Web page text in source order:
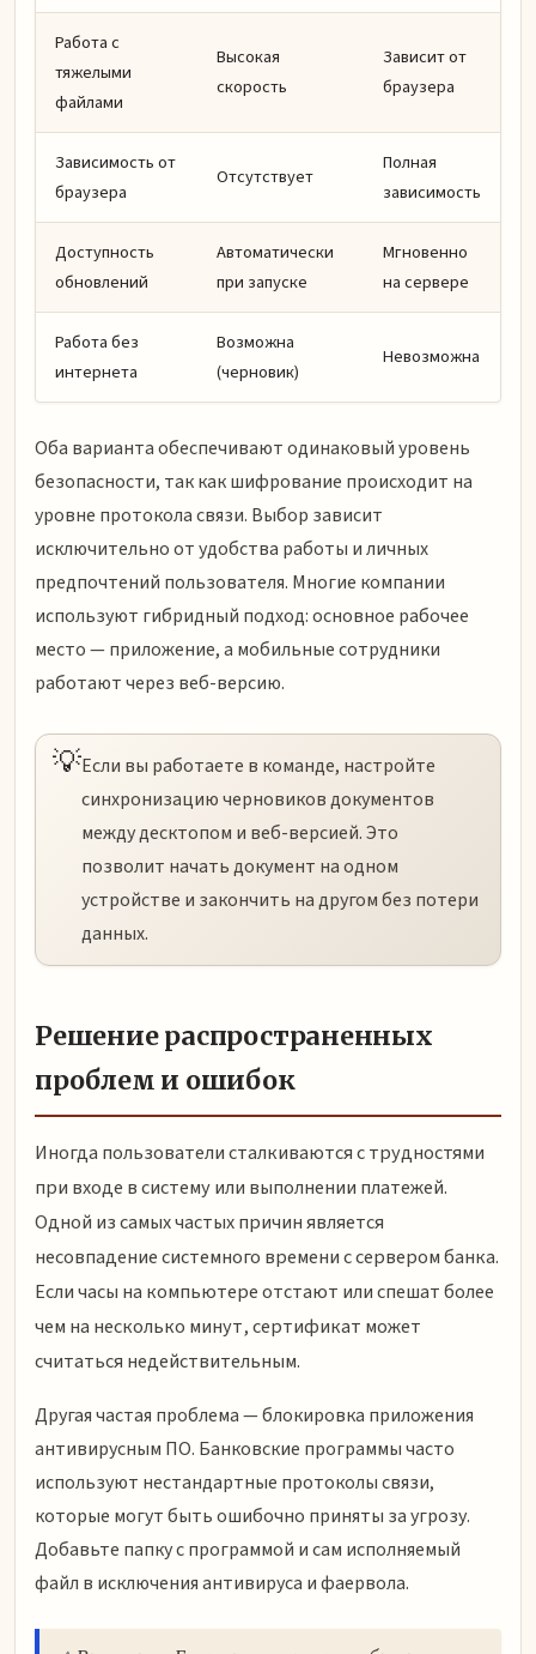
Работа с
тяжелыми
файлами
Высокая
скорость
Зависит от
браузера
Зависимость от
браузера
Отсутствует
Полная
зависимость
Доступность
обновлений
Автоматически
при запуске
Мгновенно
на сервере
Работа без
интернета
Возможна
(черновик)
Невозможна
Оба варианта обеспечивают одинаковый уровень
безопасности, так как шифрование происходит на
уровне протокола связи. Выбор зависит
исключительно от удобства работы и личных
предпочтений пользователя. Многие компании
используют гибридный подход: основное рабочее
место — приложение, а мобильные сотрудники
работают через веб-версию.
💡Если вы работаете в команде, настройте
синхронизацию черновиков документов
между десктопом и веб-версией. Это
позволит начать документ на одном
устройстве и закончить на другом без потери
данных.
Решение распространенных
проблем и ошибок
Иногда пользователи сталкиваются с трудностями
при входе в систему или выполнении платежей.
Одной из самых частых причин является
несовпадение системного времени с сервером банка.
Если часы на компьютере отстают или спешат более
чем на несколько минут, сертификат может
считаться недействительным.
Другая частая проблема — блокировка приложения
антивирусным ПО. Банковские программы часто
используют нестандартные протоколы связи,
которые могут быть ошибочно приняты за угрозу.
Добавьте папку с программой и сам исполняемый
файл в исключения антивируса и фаервола.